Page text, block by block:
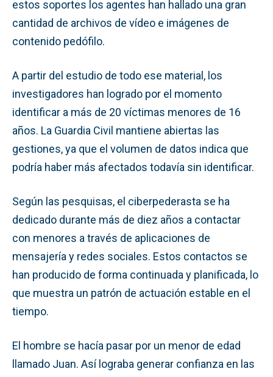
estos soportes los agentes han hallado una gran
cantidad de archivos de vídeo e imágenes de
contenido pedófilo.
A partir del estudio de todo ese material, los
investigadores han logrado por el momento
identificar a más de 20 víctimas menores de 16
años. La Guardia Civil mantiene abiertas las
gestiones, ya que el volumen de datos indica que
podría haber más afectados todavía sin identificar.
Según las pesquisas, el ciberpederasta se ha
dedicado durante más de diez años a contactar
con menores a través de aplicaciones de
mensajería y redes sociales. Estos contactos se
han producido de forma continuada y planificada, lo
que muestra un patrón de actuación estable en el
tiempo.
El hombre se hacía pasar por un menor de edad
llamado Juan. Así lograba generar confianza en las